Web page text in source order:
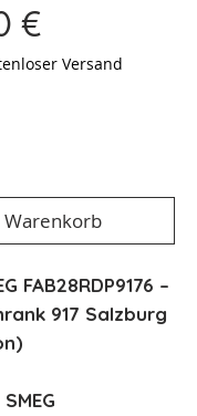
€Preis
Versand
Warenkorb
FAB28RDP9176 –
917 Salzburg